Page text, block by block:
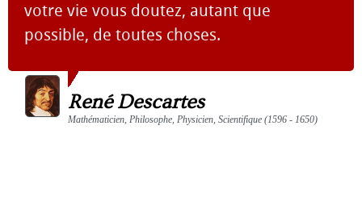
votre vie vous doutez, autant que
possible, de toutes choses.
René Descartes
Mathématicien, Philosophe, Physicien, Scientifique (1596 - 1650)